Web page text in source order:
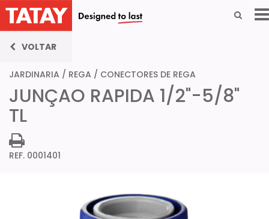
VOLTAR
JARDINARIA / REGA / CONECTORES DE REGA
JUNÇAO RAPIDA 1/2"-5/8"
TL
REF. 0001401